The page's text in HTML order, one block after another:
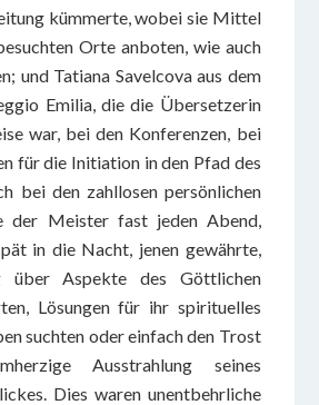
kümmerte, wobei sie Mittel
Orte anboten, wie auch
und Tatiana Savelcova aus dem
Emilia, die die Übersetzerin
war, bei den Konferenzen, bei
für die Initiation in den Pfad des
bei den zahllosen persönlichen
der Meister fast jeden Abend,
in die Nacht, jenen gewährte,
über Aspekte des Göttlichen
Lösungen für ihr spirituelles
suchten oder einfach den Trost
Ausstrahlung seines
Dies waren unentbehrliche